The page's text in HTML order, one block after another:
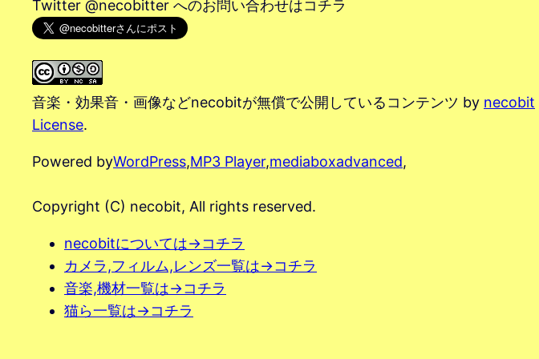
Twitter @necobitter へのお問い合わせはコチラ
音楽・効果音・画像などnecobitが無償で公開しているコンテンツ by necobit
License.
Powered byWordPress,MP3 Player,mediaboxadvanced,
Copyright (C) necobit, All rights reserved.
necobitについては→コチラ
カメラ,フィルム,レンズ一覧は→コチラ
音楽,機材一覧は→コチラ
猫ら一覧は→コチラ